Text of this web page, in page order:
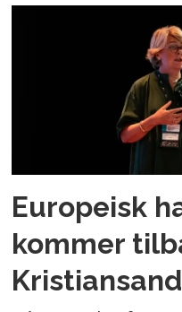
Europeisk
kommer
Kristiansand